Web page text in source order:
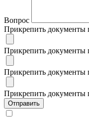
Вопрос
Прикрепить документы
Прикрепить документы
Прикрепить документы
Прикрепить документы